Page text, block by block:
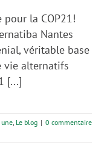
la COP21!
Nantes
véritable base
vie alternatifs
[...]
Le blog | 0 commentaire